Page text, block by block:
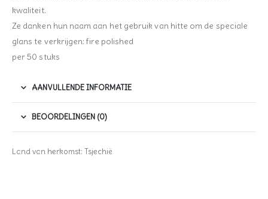
kwaliteit.
Ze danken hun naam aan het gebruik van hitte om de speciale
glans te verkrijgen: fire polished
per 50 stuks
AANVULLENDE INFORMATIE
BEOORDELINGEN (0)
Land van herkomst: Tsjechië